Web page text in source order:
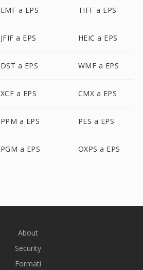
EMF a EPS TIFF a EPS
JFIF a EPS HEIC a EPS
DST a EPS WMF a EPS
XCF a EPS CMX a EPS
PPM a EPS PES a EPS
PGM a EPS OXPS a EPS
About
Security
Formati